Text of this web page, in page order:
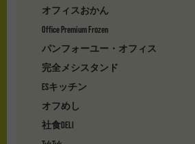
オフィスおかん
Office Premium Frozen
パンフォーユー・オフィス
完全メシスタンド
ESキッチン
オフめし
社食DELI